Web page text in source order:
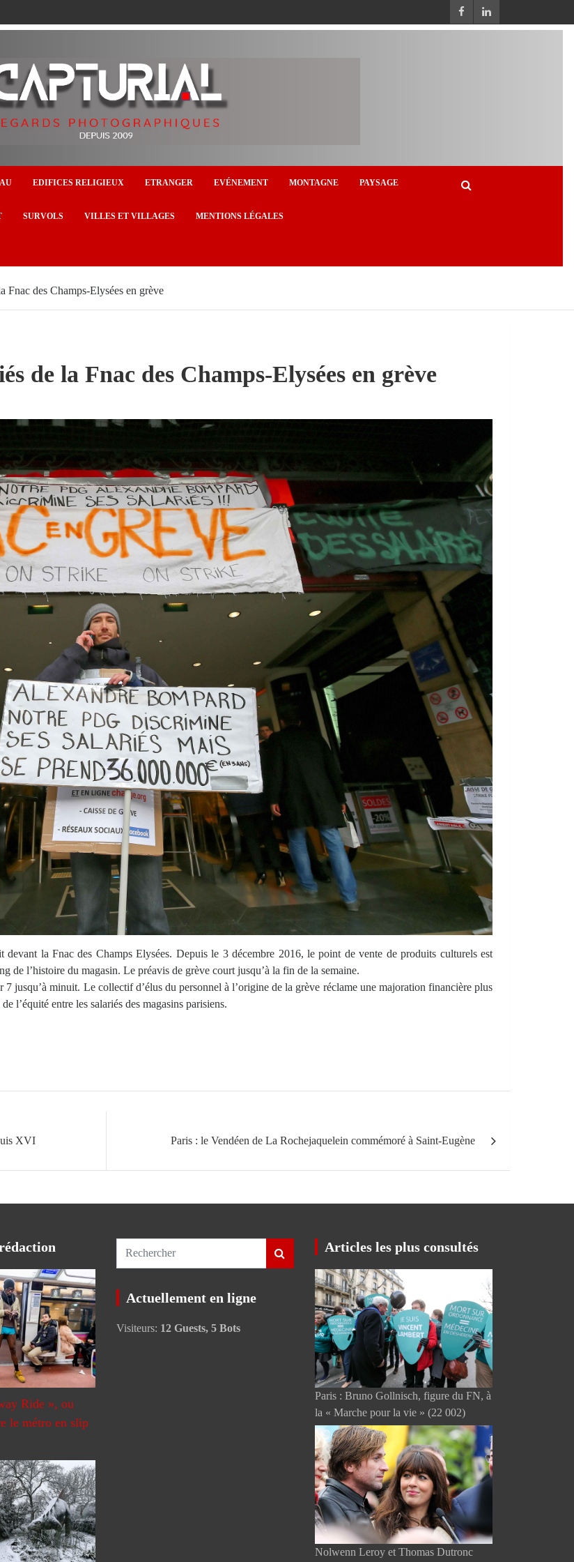
EDIFICES RELIGIEUX ETRANGER EVÉNEMENT MONTAGNE PAYSAGE
SURVOLS VILLES ET VILLAGES MENTIONS LÉGALES
Fnac des Champs-Elysées en grève
de la Fnac des Champs-Elysées en grève
la Fnac des Champs Elysées. Depuis le 3 décembre 2016, le point de vente de produits culturels est
de l’histoire du magasin. Le préavis de grève court jusqu’à la fin de la semaine.
jusqu’à minuit. Le collectif d’élus du personnel à l’origine de la grève réclame une majoration financière plus
l’équité entre les salariés des magasins parisiens.
XVI Paris : le Vendéen de La Rochejaquelein commémoré à Saint-Eugène
Ride », ou
le métro en slip
r
Actuellement en ligne
Visiteurs: 12 Guests, 5 Bots
Articles les plus consultés
Paris : Bruno Gollnisch, figure du FN, à
la « Marche pour la vie » (22 002)
Nolwenn Leroy et Thomas Dutronc